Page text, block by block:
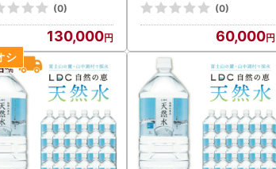
(0)
130,000
(0)
60,000